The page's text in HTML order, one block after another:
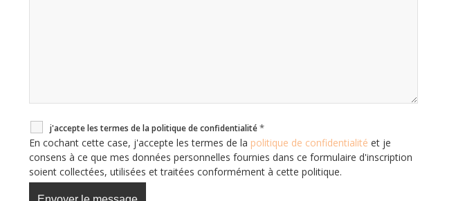
j'accepte les termes de la politique de confidentialité*
En cochant cette case, j'accepte les termes de la politique de confidentialité et je
consens à ce que mes données personnelles fournies dans ce formulaire d'inscription
soient collectées, utilisées et traitées conformément à cette politique.